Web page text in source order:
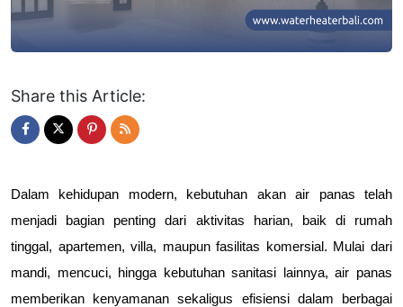
Share this Article:
Dalam kehidupan modern, kebutuhan akan air panas telah
menjadi bagian penting dari aktivitas harian, baik di rumah
tinggal, apartemen, villa, maupun fasilitas komersial. Mulai dari
mandi, mencuci, hingga kebutuhan sanitasi lainnya, air panas
memberikan kenyamanan sekaligus efisiensi dalam berbagai